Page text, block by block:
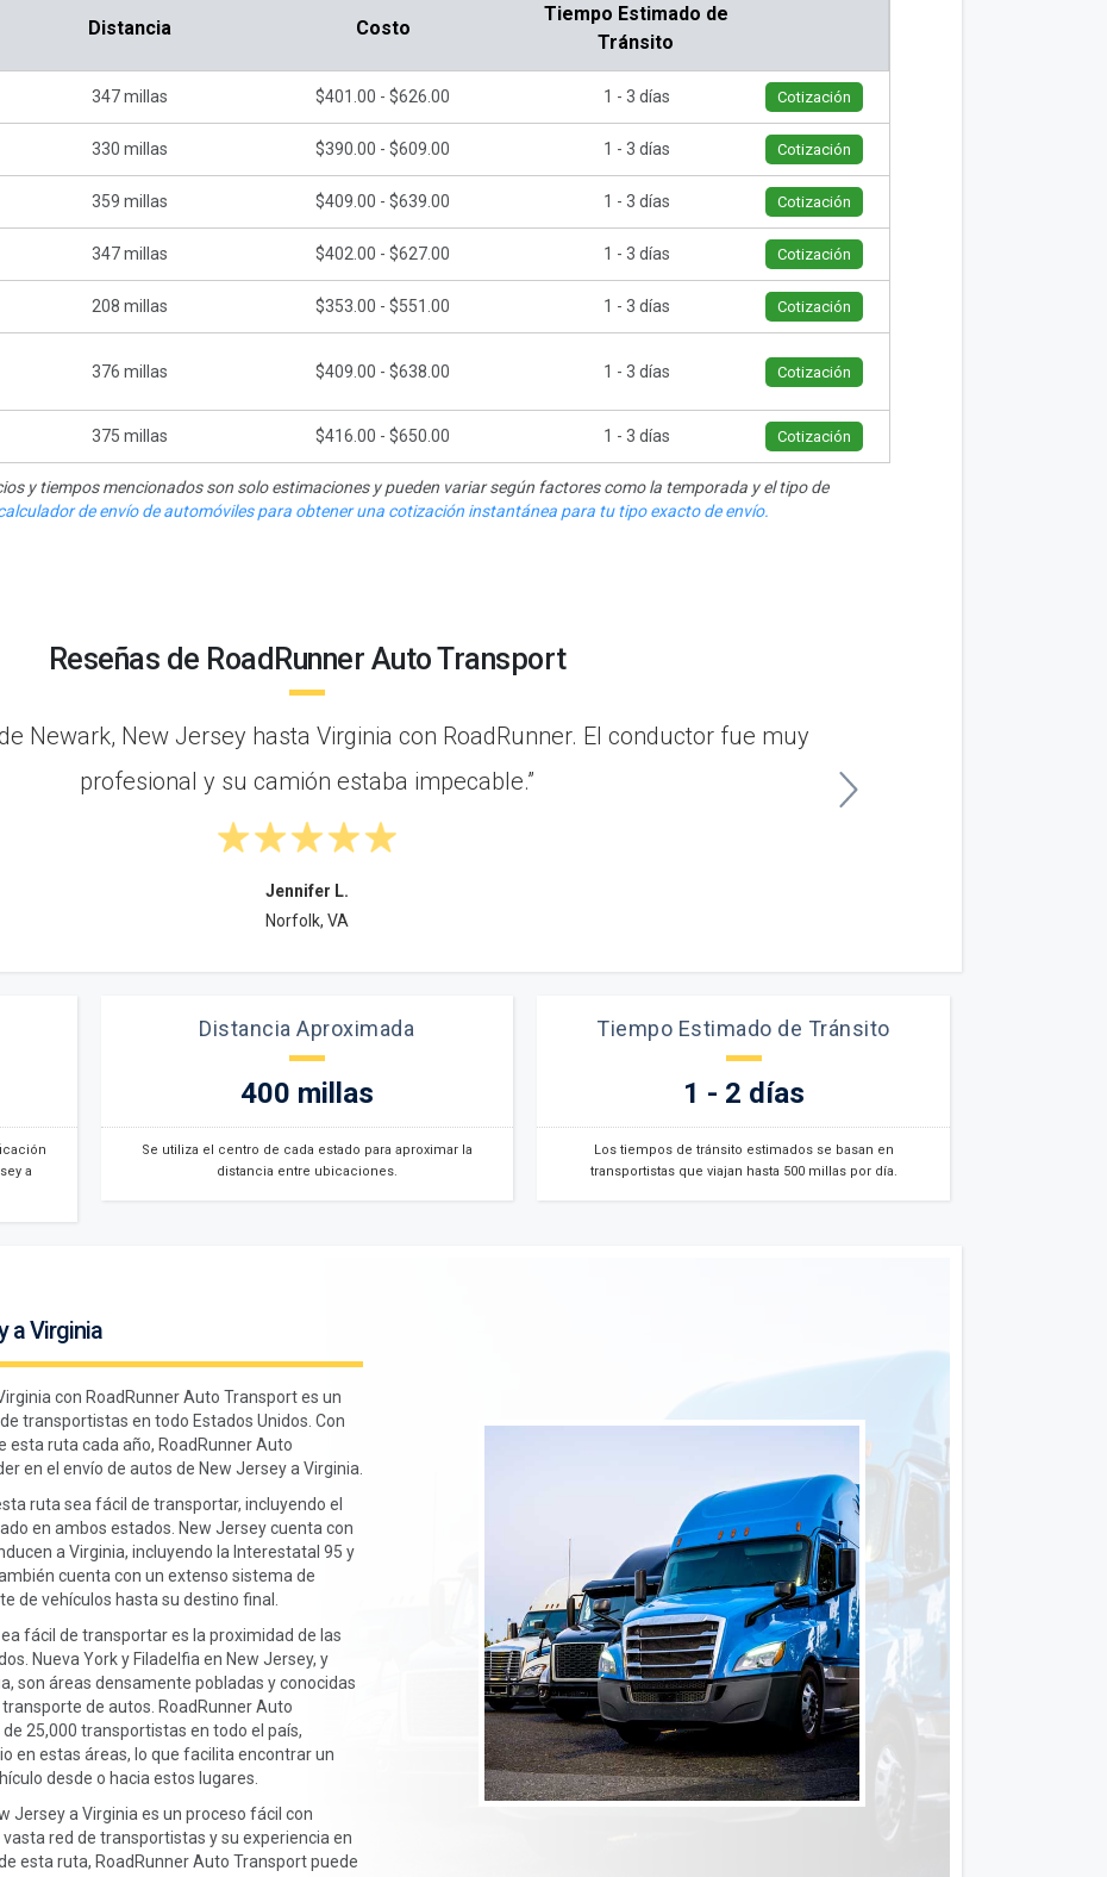
Distancia Costo
Tiempo Estimado de
Tránsito
347millas $401.00 - $626.00 1 - 3 días Cotización
330 millas $390.00 - $609.00 1 - 3 días Cotización
359 millas $409.00 - $639.00 1 - 3 días Cotización
347millas $402.00 - $627.00 1 - 3 días Cotización
208 millas $353.00 - $551.00 1 - 3 días Cotización
376 millas $409.00 - $638.00 1 - 3 días Cotización
375 millas $416.00 - $650.00 1 - 3 días Cotización
y tiempos mencionados son solo estimaciones y pueden variar según factores como la temporada y el tipo de
de envío de automóviles para obtener una cotización instantánea para tu tipo exacto de envío.
Reseñas de RoadRunner Auto Transport
Newark, New Jersey hasta Virginia con RoadRunner. El conductor fue muy
profesional y su camión estaba impecable.”
Jennifer L.
Norfolk, VA
a
Distancia Aproximada
400 millas
Se utiliza el centro de cada estado para aproximar la
distancia entre ubicaciones.
Tiempo Estimado de Tránsito
1 - 2 días
Los tiempos de tránsito estimados se basan en
transportistas que viajan hasta 500 millas por día.
a Virginia
con RoadRunner Auto Transport es un
transportistas en todo Estados Unidos. Con
esta ruta cada año, RoadRunner Auto
en el envío de autos de New Jersey a Virginia.
ruta sea fácil de transportar, incluyendo el
en ambos estados. New Jersey cuenta con
a Virginia, incluyendo la Interestatal 95 y
cuenta con un extenso sistema de
de vehículos hasta su destino final.
fácil de transportar es la proximidad de las
Nueva York y Filadelfia en New Jersey, y
son áreas densamente pobladas y conocidas
de autos. RoadRunner Auto
25,000 transportistas en todo el país,
en estas áreas, lo que facilita encontrar un
desde o hacia estos lugares.
Jersey a Virginia es un proceso fácil con
red de transportistas y su experiencia en
esta ruta, RoadRunner Auto Transport puede